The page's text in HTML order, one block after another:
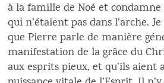
à la famille de Noé et
qui n’étaient pas dans l’arche.
que Pierre parle de manière
manifestation de la grâce du
aux esprits pieux, et qu’ils aient